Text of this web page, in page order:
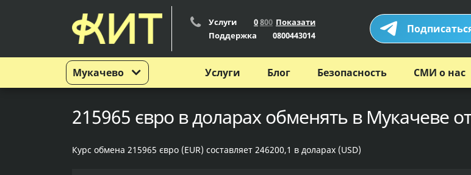
Мукачево
Услуги 0800 Показати
Поддержка
0800443014
Услуги Блог Безопасность СМИ о нас
215965 євро в доларах обменять в Мукачеве
Курс обмена 215965 євро (EUR) составляет 246200,1 в доларах (USD)